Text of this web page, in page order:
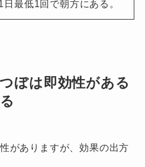
日最低1回で朝方にある。
ぼは即効性がある
がありますが、効果の出方